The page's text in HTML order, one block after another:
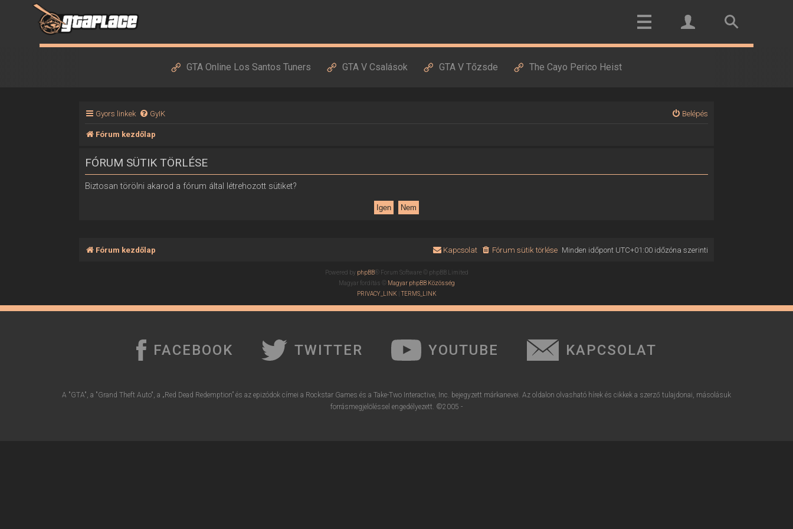
GTA Online Los Santos Tuners GTA V Csalások GTA V Tőzsde The Cayo Perico Heist
Gyors linkek GyIK Belépés
Fórum kezdőlap
FÓRUM SÜTIK TÖRLÉSE
Biztosan törölni akarod a fórum által létrehozott sütiket?
Fórum kezdőlap Minden időpont UTC+01:00időzóna szerinti
Fórum sütik törlése
Kapcsolat
Powered by phpBB® Forum Software © phpBB Limited
Magyar fordítás © Magyar phpBB Közösség
PRIVACY_LINK |TERMS_LINK
FACEBOOK TWITTER YOUTUBE KAPCSOLAT
A "GTA", a "Grand Theft Auto", a „Red Dead Redemption” és az epizódok címei a Rockstar Games és a Take-Two Interactive, Inc. bejegyzett márkanevei. Az oldalon olvasható hírek és cikkek a szerző tulajdonai, másolásuk
forrásmegjelöléssel engedélyezett. ©2005 -